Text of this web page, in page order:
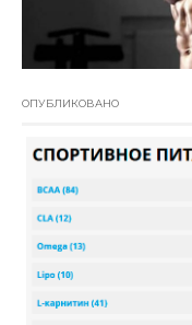
ОПУБЛИКОВАНО